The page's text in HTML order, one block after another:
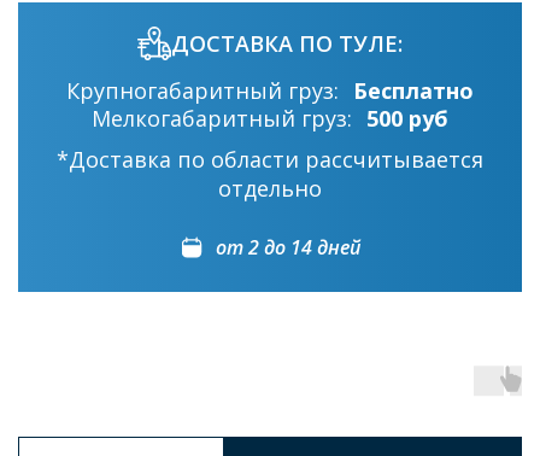
ДОСТАВКА ПО ТУЛЕ:
Крупногабаритный груз:
Бесплатно
Мелкогабаритный груз: 500 руб
*Доставка по области рассчитывается
отдельно
от 2 до 14 дней